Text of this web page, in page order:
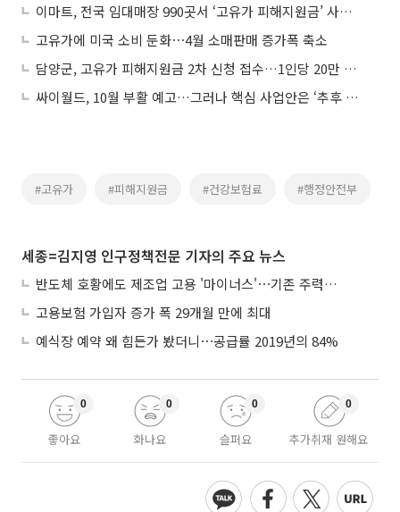
이마트, 전국 임대매장 990곳서 ‘고유가 피해지원금’ 사용 가능
고유가에 미국 소비 둔화⋯4월 소매판매 증가폭 축소
담양군, 고유가 피해지원금 2차 신청 접수…1인당 20만 원 지급
싸이월드, 10월 부활 예고…그러나 핵심 사업안은 ‘추후 공개’
#고유가 #피해지원금 #건강보험료 #행정안전부
세종=김지영 인구정책전문 기자의 주요 뉴스
반도체 호황에도 제조업 고용 '마이너스'⋯기존 주력산업 부진에 발복
고용보험 가입자 증가 폭 29개월 만에 최대
예식장 예약 왜 힘든가 봤더니⋯공급률 2019년의 84%
좋아요
0
화나요
0
슬퍼요
0
추가취재 원해요
0